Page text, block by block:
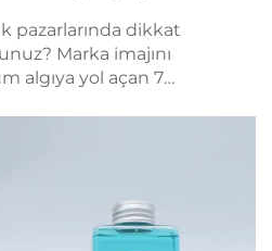
pazarlarında dikkat
Marka imajını
algıya yol açan 7